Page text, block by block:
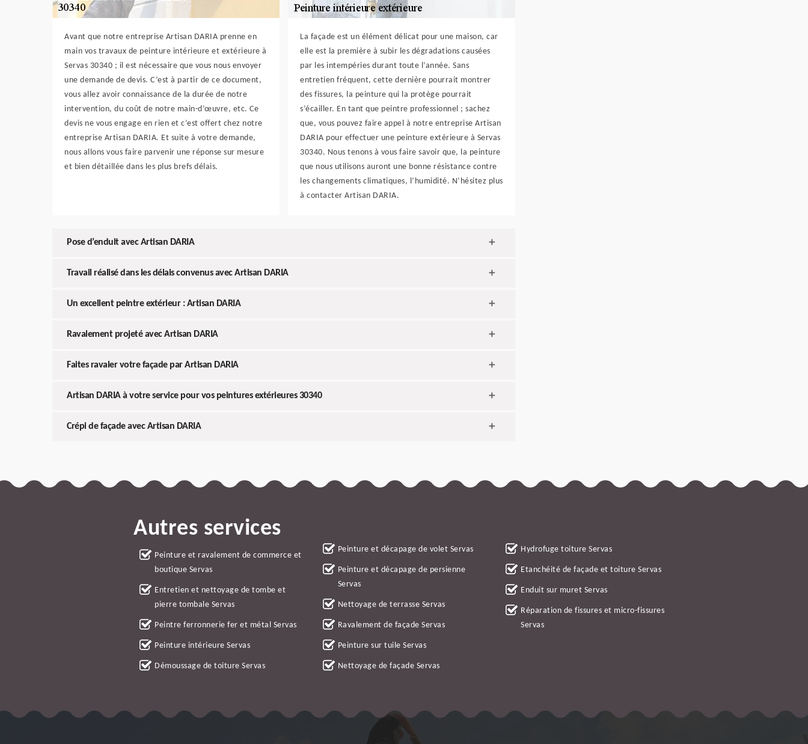
Avant que notre entreprise Artisan DARIA prenne en
main vos travaux de peinture intérieure et extérieure à
Servas 30340 ; il est nécessaire que vous nous envoyer
une demande de devis. C’est à partir de ce document,
vous allez avoir connaissance de la durée de notre
intervention, du coût de notre main-d’œuvre, etc. Ce
devis ne vous engage en rien et c’est offert chez notre
entreprise Artisan DARIA. Et suite à votre demande,
nous allons vous faire parvenir une réponse sur mesure
et bien détaillée dans les plus brefs délais.
La façade est un élément délicat pour une maison, car
elle est la première à subir les dégradations causées
par les intempéries durant toute l’année. Sans
entretien fréquent, cette dernière pourrait montrer
des fissures, la peinture qui la protège pourrait
s’écailler. En tant que peintre professionnel ; sachez
que, vous pouvez faire appel à notre entreprise Artisan
DARIA pour effectuer une peinture extérieure à Servas
30340. Nous tenons à vous faire savoir que, la peinture
que nous utilisons auront une bonne résistance contre
les changements climatiques, l’humidité. N’hésitez plus
à contacter Artisan DARIA.
Pose d’enduit avec Artisan DARIA
Travail réalisé dans les délais convenus avec Artisan DARIA
Un excellent peintre extérieur : Artisan DARIA
Ravalement projeté avec Artisan DARIA
Faites ravaler votre façade par Artisan DARIA
Artisan DARIA à votre service pour vos peintures extérieures 30340
Crépi de façade avec Artisan DARIA
Autres services
Peinture et ravalement de commerce et
boutique Servas
Entretien et nettoyage de tombe et
pierre tombale Servas
Peintre ferronnerie fer et métal Servas
Peinture intérieure Servas
Démoussage de toiture Servas
Peinture et décapage de volet Servas
Peinture et décapage de persienne
Servas
Nettoyage de terrasse Servas
Ravalement de façade Servas
Peinture sur tuile Servas
Nettoyage de façade Servas
Hydrofuge toiture Servas
Etanchéité de façade et toiture Servas
Enduit sur muret Servas
Réparation de fissures et micro-fissures
Servas